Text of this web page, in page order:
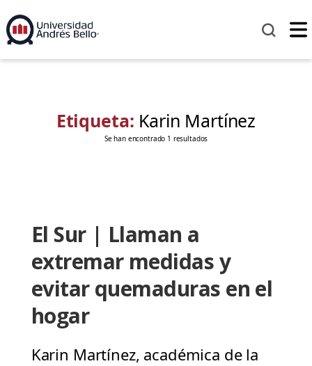
Etiqueta: Karin Martínez
Se han encontrado 1 resultados
El Sur | Llaman a
extremar medidas y
evitar quemaduras en el
hogar
Karin Martínez, académica de la